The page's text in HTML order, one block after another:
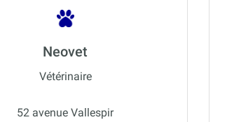
Neovet
Vétérinaire
52 avenue Vallespir